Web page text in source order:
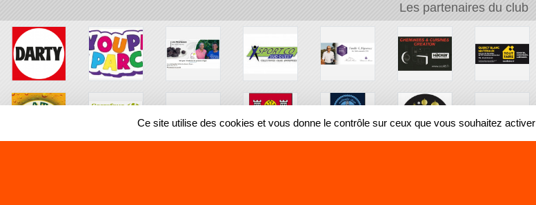
Les partenaires du club
Ce site utilise des cookies et vous donne le contrôle sur ceux que vous souhaitez activer